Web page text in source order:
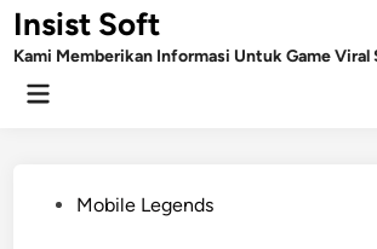
Skip
toInsist Soft
Kami Memberikan Informasi Untuk Game Viral
Main
PostedMobile Legends